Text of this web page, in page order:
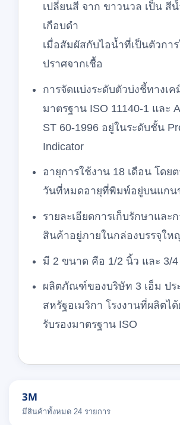
เปลี่ยนสี จาก ขาวนวล เป็น สี
เกือบดำ
เมื่อสัมผัสกับไอน้ำที่เป็นตัวกา
ปราศจากเชื้อ
การจัดแบ่งระดับตัวบ่งชี้ทางเค
มาตรฐาน ISO 11140-1 และ
ST 60-1996 อยู่ในระดับชั้น
Indicator
อายุการใช้งาน 18 เดือน โดย
วันที่หมดอายุที่พิมพ์อยู่บนแกน
รายละเอียดการเก็บรักษาและ
สินค้าอยู่ภายในกล่องบรรจุให
มี 2 ขนาด คือ 1/2 นิ้ว และ 3/
ผลิตภัณฑ์ของบริษัท 3 เอ็ม ปร
สหรัฐอเมริกา โรงงานที่ผลิตไ
รับรองมาตรฐาน ISO
3M
มีสินค้าทั้งหมด 24 รายการ